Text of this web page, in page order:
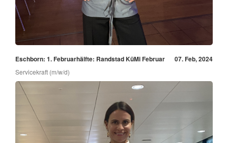
Eschborn: 1. Februarhälfte: Randstad KüMi Februar 07. Feb, 2024
Servicekraft (m/w/d)